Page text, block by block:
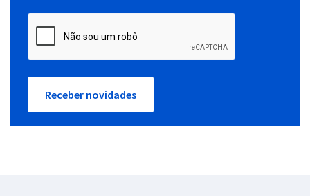
Receber novidades